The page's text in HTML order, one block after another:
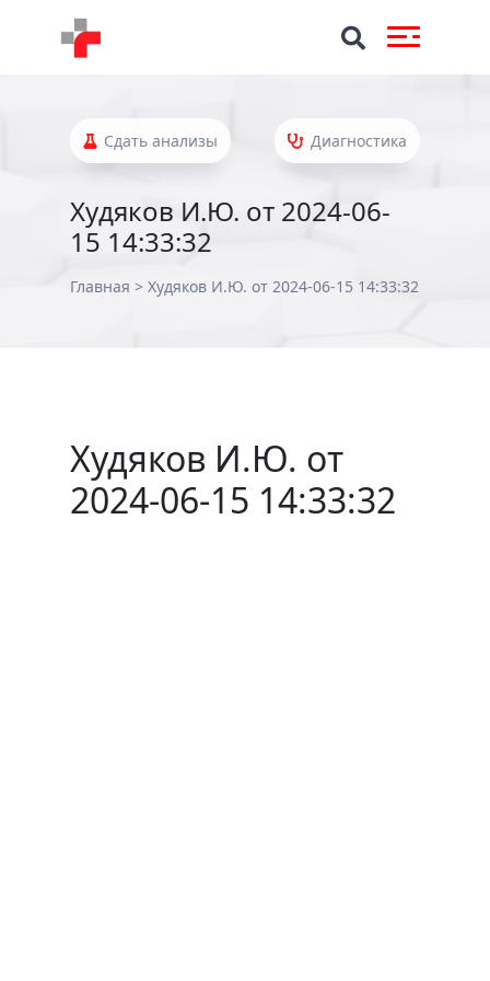
Сдать анализы Диагностика
Худяков И.Ю. от 2024-06-
15 14:33:32
Главная > Худяков И.Ю. от 2024-06-15 14:33:32
Худяков И.Ю. от
2024-06-15 14:33:32